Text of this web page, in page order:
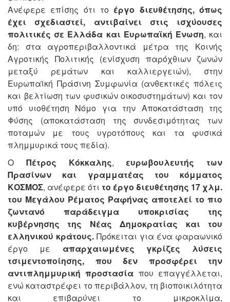
Ανέφερε επίσης ότι το έργο διευθέτησης, όπως
έχει σχεδιαστεί, αντιβαίνει στις ισχύουσες
πολιτικές σε Ελλάδα και Ευρωπαϊκή Ένωση, και
δη: στα αγροπεριβαλλοντικά μέτρα της Κοινής
Αγροτικής Πολιτικής (ενίσχυση παρόχθιων ζωνών
μεταξύ ρεμάτων και καλλιεργειών), στην
Ευρωπαϊκή Πράσινη Συμφωνία (ανθεκτικές πόλεις
και βελτίωση των φυσικών οικοσυστημάτων) και τον
υπό υιοθέτηση Νόμο για την Αποκατάσταση της
Φύσης (αποκατάσταση της συνδεσιμότητας των
ποταμών με τους υγροτόπους και τα φυσικά
πλημμυρικά τους πεδία).
Ο Πέτρος Κόκκαλης, ευρωβουλευτής των
Πρασίνων και γραμματέας του κόμματος
ΚΟΣΜΟΣ, ανέφερε ότι το έργο διευθέτησης 17 χλμ.
του Μεγάλου Ρέματος Ραφήνας αποτελεί το πιο
ζωντανό παράδειγμα υποκρισίας της
κυβέρνησης της Νέας Δημοκρατίας και του
ελληνικού κράτους. Πρόκειται για ένα φαραωνικό
έργο με απαρχαιωμένες γκρίζες λύσεις
τσιμεντοποίησης, που δεν προσφέρει την
αντιπλημμυρική προστασία που επαγγέλλεται,
ενώ καταστρέφει το περιβάλλον, τη βιοποικιλότητα
και επιβαρύνει το μικροκλίμα,